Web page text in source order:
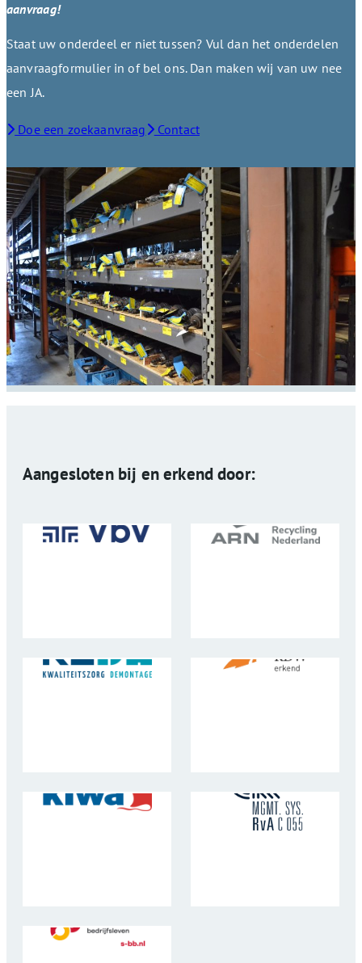
aanvraag!
Staat uw onderdeel er niet tussen? Vul dan het onderdelen
aanvraagformulier in of bel ons. Dan maken wij van uw nee
een JA.
Doe een zoekaanvraag Contact
Aangesloten bij en erkend door: